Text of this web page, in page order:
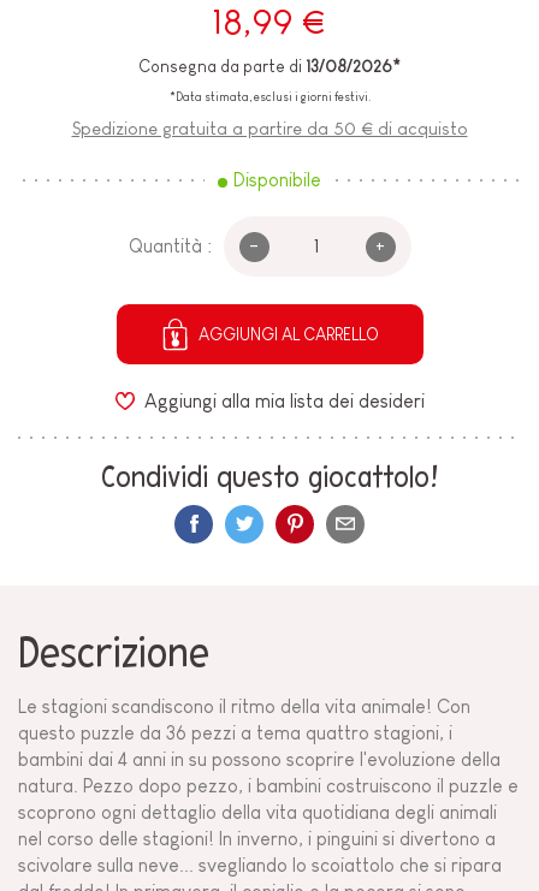
18,99 €
Consegna da parte di 13/08/2026*
*Data stimata, esclusi i giorni festivi.
Spedizione gratuita a partire da 50 € di acquisto
Disponibile
Quantità : - +
AGGIUNGI AL CARRELLO
Aggiungi alla mia lista dei desideri
Condividi questo giocattolo!
Descrizione
Le stagioni scandiscono il ritmo della vita animale! Con
questo puzzle da 36 pezzi a tema quattro stagioni, i
bambini dai 4 anni in su possono scoprire l'evoluzione della
natura. Pezzo dopo pezzo, i bambini costruiscono il puzzle e
scoprono ogni dettaglio della vita quotidiana degli animali
nel corso delle stagioni! In inverno, i pinguini si divertono a
scivolare sulla neve... svegliando lo scoiattolo che si ripara